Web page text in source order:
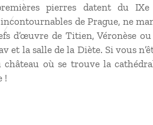
pierres datent du
de Prague, ne
d’œuvre de Titien, Véronèse
et la salle de la Diète. Si vous
où se trouve la
!